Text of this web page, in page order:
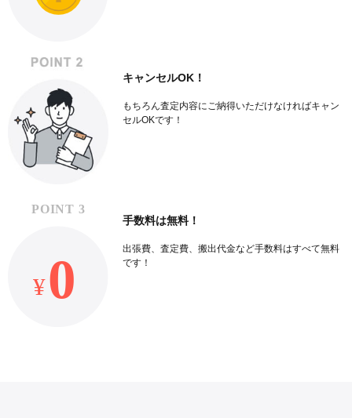
キャンセルOK！
もちろん査定内容にご納得いただけなければキャン
セルOKです！
手数料は無料！
出張費、査定費、搬出代金など手数料はすべて無料
です！